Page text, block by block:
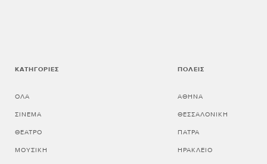
ΚΑΤΗΓΟΡΊΕΣ
ΌΛΑ
ΣΙΝΕΜΆ
ΘΈΑΤΡΟ
ΜΟΥΣΙΚΉ
ΠΌΛΕΙΣ
ΑΘΗΝΑ
ΘΕΣΣΑΛΟΝΙΚΗ
ΠΑΤΡΑ
ΗΡΑΚΛΕΙΟ